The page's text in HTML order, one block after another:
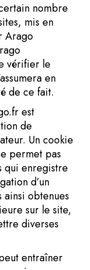
nombre
mis en
Arago
vérifier le
en
de ce fait.
est
de
Un cookie
permet pas
qui enregistre
d’un
ainsi obtenues
sur le site,
diverses
entraîner